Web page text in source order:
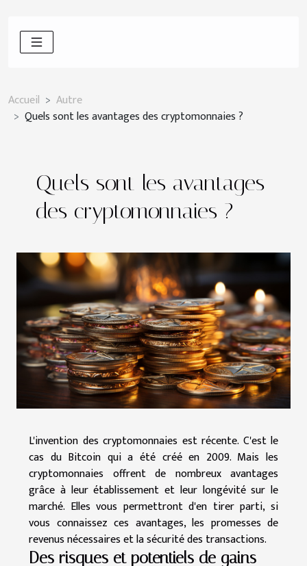
Accueil
Autre
Quels sont les avantages des cryptomonnaies ?
Quels sont les avantages
des cryptomonnaies ?
L'invention des cryptomonnaies est récente. C'est le
cas du Bitcoin qui a été créé en 2009. Mais les
cryptomonnaies offrent de nombreux avantages
grâce à leur établissement et leur longévité sur le
marché. Elles vous permettront d'en tirer parti, si
vous connaissez ces avantages, les promesses de
revenus nécessaires et la sécurité des transactions.
Des risques et potentiels de gains